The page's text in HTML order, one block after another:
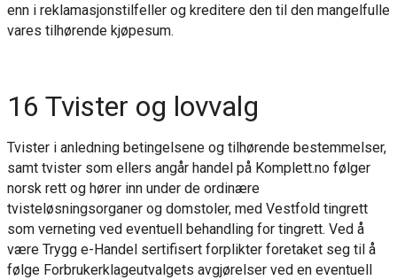
enn i reklamasjonstilfeller og kreditere den til den mangelfulle
vares tilhørende kjøpesum.
16 Tvister og lovvalg
Tvister i anledning betingelsene og tilhørende bestemmelser,
samt tvister som ellers angår handel på Komplett.no følger
norsk rett og hører inn under de ordinære
tvisteløsningsorganer og domstoler, med Vestfold tingrett
som verneting ved eventuell behandling for tingrett. Ved å
være Trygg e-Handel sertifisert forplikter foretaket seg til å
følge Forbrukerklageutvalgets avgjørelser ved en eventuell